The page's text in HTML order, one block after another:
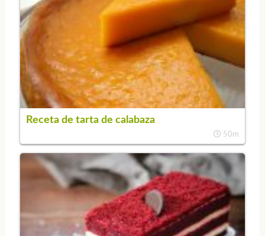
Receta de tarta de calabaza
50m